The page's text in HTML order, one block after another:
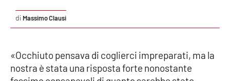
Good Morning Vietnam
Leggendo Alvaro insieme
Massimo Clausi
«Occhiuto pensava di coglierci impreparati, ma la
nostra è stata una risposta forte nonostante